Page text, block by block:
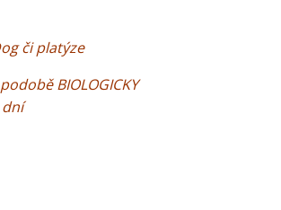
či platýze
BIOLOGICKY
dní